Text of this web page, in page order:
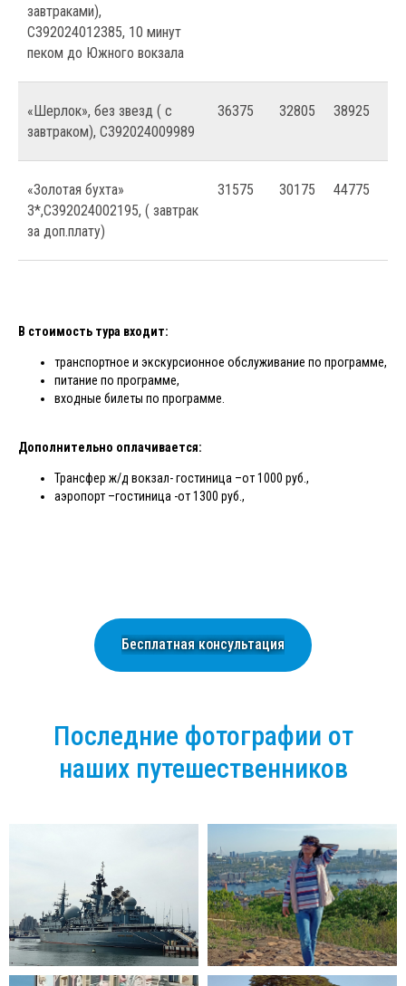
завтраками),
С392024012385, 10 минут
пеком до Южного вокзала
«Шерлок», без звезд ( с
завтраком), С392024009989
36375 32805 38925
«Золотая бухта»
3*,С392024002195, ( завтрак
за доп.плату)
31575 30175 44775
В стоимость тура входит:
транспортное и экскурсионное обслуживание по программе,
питание по программе,
входные билеты по программе.
Дополнительно оплачивается:
Трансфер ж/д вокзал- гостиница –от 1000 руб.,
аэропорт –гостиница -от 1300 руб.,
Бесплатная консультация
Последние фотографии от
наших путешественников